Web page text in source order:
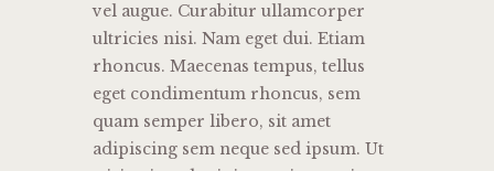
vel augue. Curabitur ullamcorper
ultricies nisi. Nam eget dui. Etiam
rhoncus. Maecenas tempus, tellus
eget condimentum rhoncus, sem
quam semper libero, sit amet
adipiscing sem neque sed ipsum. Ut